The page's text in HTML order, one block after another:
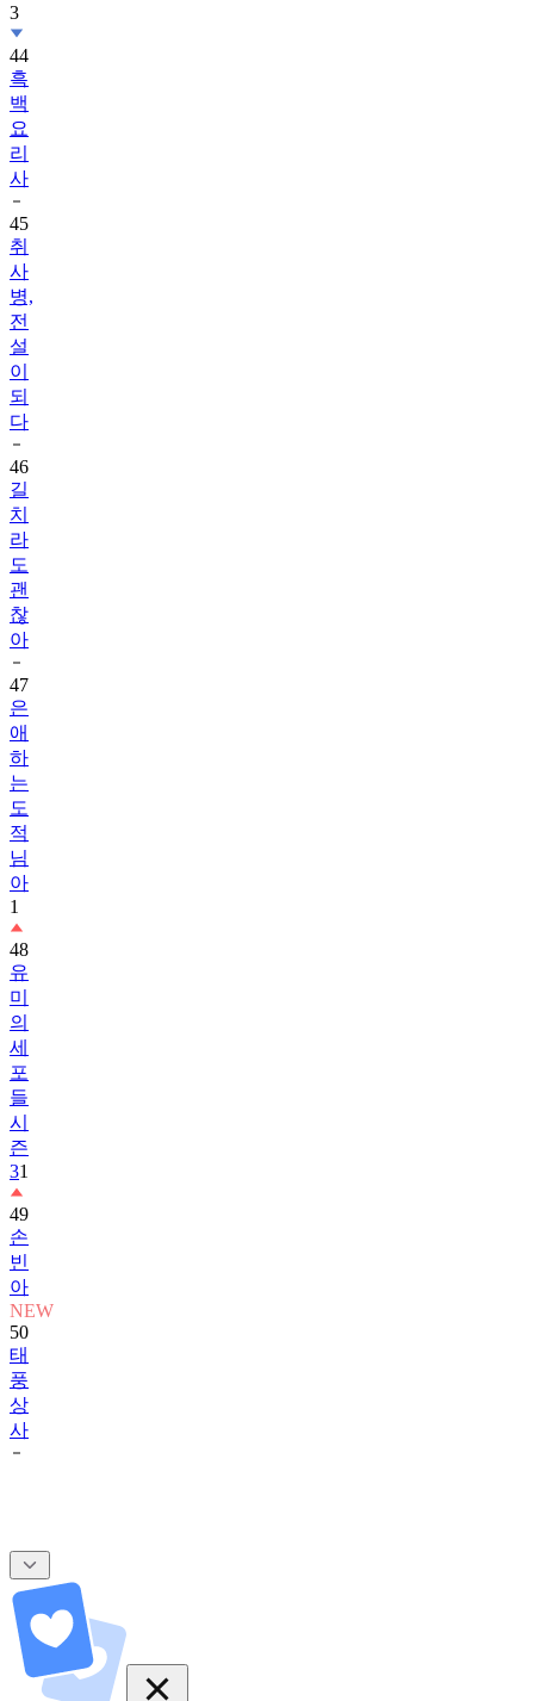
3
44
흑
백
요
리
사
45
취
사
병,
전
설
이
되
다
46
길
치
라
도
괜
찮
아
47
은
애
하
는
도
적
님
아
1
48
유
미
의
세
포
들
시
즌
31
49
손
빈
아
NEW
50
태
풍
상
사